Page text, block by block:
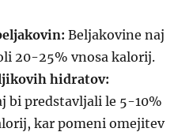
Beljakovine naj
20-25% vnosa kalorij.
hidratov:
bi predstavljali le 5-10%
kar pomeni omejitev